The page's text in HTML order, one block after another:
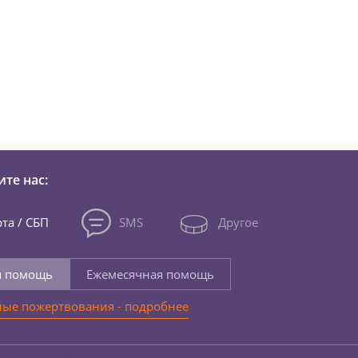
нас:
/ СБП SMS Другое
помощь
Ежемесячная помощь
пожертвования - подробнее